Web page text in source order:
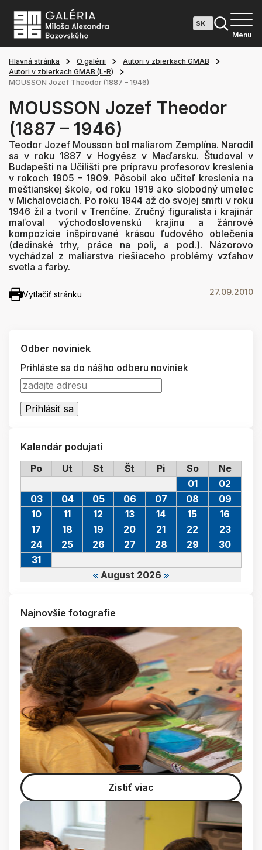
Menu
Hlavná stránka O galérii
Autori v zbierkach GMAB
Autori v zbierkach GMAB (L-R)
MOUSSON Jozef Theodor (1887 – 1946)
MOUSSON Jozef Theodor
(1887 – 1946)
Teodor Jozef Mousson bol maliarom Zemplína. Narodil
sa v roku 1887 v Hogyész v Maďarsku. Študoval v
Budapešti na Učilišti pre prípravu profesorov kreslenia
v rokoch 1905 – 1909. Pôsobil ako učiteľ kreslenia na
meštianskej škole, od roku 1919 ako slobodný umelec
v Michalovciach. Po roku 1944 až do svojej smrti v roku
1946 žil a tvoril v Trenčíne. Zručný figuralista i krajinár
maľoval východoslovenskú krajinu a žánrové
kompozície inšpirované krásou ľudového oblečenia
(dedinské trhy, práce na poli, a pod.). Názorovo
vychádzal z maliarstva riešiaceho problémy vzťahov
svetla a farby.
Vytlačiť stránku 27.09.2010
Odber noviniek
Prihláste sa do nášho odberu noviniek
Kalendár podujatí
Po
Ut St Št Pi So Ne
August 2026
01
02
03
04 05 06 07 08
09
10
11 12 13 14 15
16
17
18 19 20 21 22
23
24
25 26 27 28 29
30
31
Najnovšie fotografie
Zistiť viac